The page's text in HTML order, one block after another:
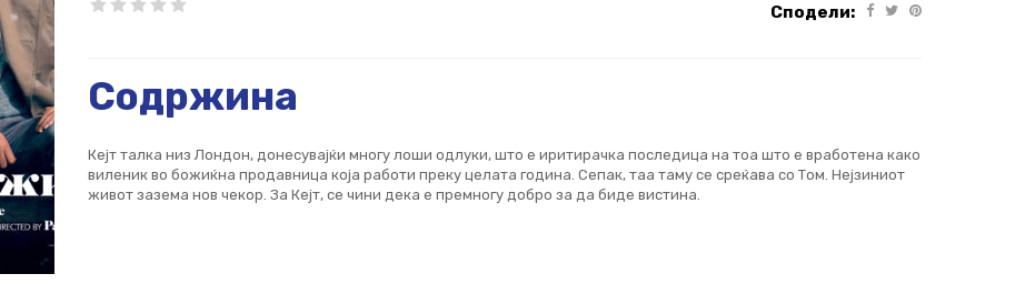
Сподели:
Содржина
Кејт талка низ Лондон, донесувајќи многу лоши одлуки, што е иритирачка последица на тоа што е вработена како
виленик во божиќна продавница која работи преку целата година. Сепак, таа таму се среќава со Том. Нејзиниот
живот зазема нов чекор. За Кејт, се чини дека е премногу добро за да биде вистина.